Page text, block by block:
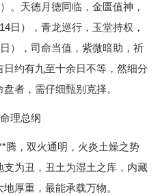
。天德月德同临，金匮值神，
日），青龙巡行，玉堂持权，
），司命当值，紫微暗助，祈
约有九至十余日不等，然细分
者，需仔细甄别克择。
理总纲
腾，双火通明，火炎土燥之势
为丑，丑土为湿土之库，内藏
厚重，最能承载万物。